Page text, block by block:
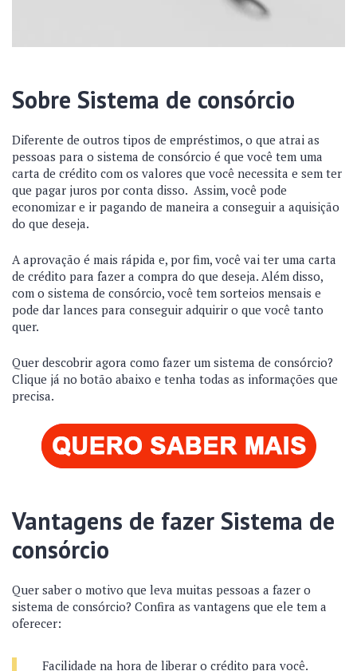
Sobre Sistema de consórcio
Diferente de outros tipos de empréstimos, o que atrai as
pessoas para o sistema de consórcio é que você tem uma
carta de crédito com os valores que você necessita e sem ter
que pagar juros por conta disso. Assim, você pode
economizar e ir pagando de maneira a conseguir a aquisição
do que deseja.
A aprovação é mais rápida e, por fim, você vai ter uma carta
de crédito para fazer a compra do que deseja. Além disso,
com o sistema de consórcio, você tem sorteios mensais e
pode dar lances para conseguir adquirir o que você tanto
quer.
Quer descobrir agora como fazer um sistema de consórcio?
Clique já no botão abaixo e tenha todas as informações que
precisa.
Vantagens de fazer Sistema de
consórcio
Quer saber o motivo que leva muitas pessoas a fazer o
sistema de consórcio? Confira as vantagens que ele tem a
oferecer:
Facilidade na hora de liberar o crédito para você.